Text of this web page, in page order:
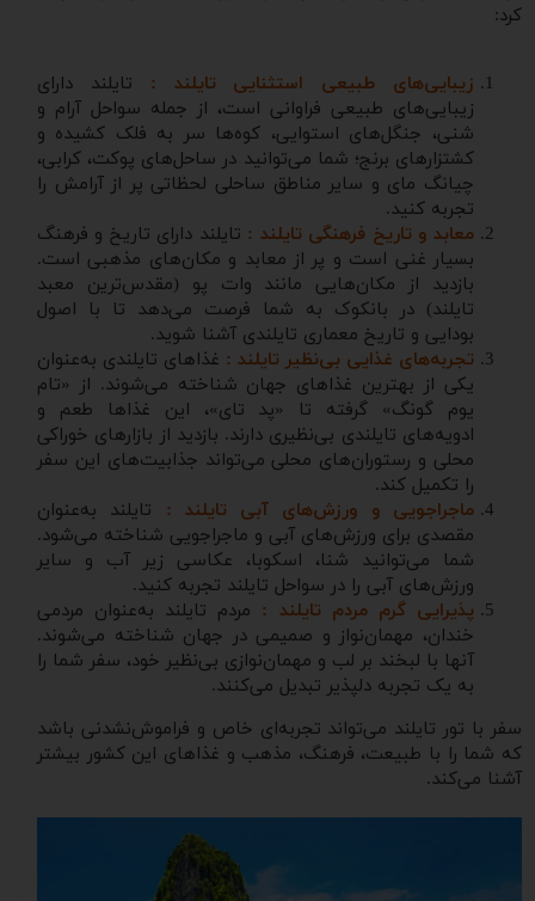
کرد:
زیبایی‌های طبیعی استثنایی تایلند : تایلند دارای
زیبایی‌های طبیعی فراوانی است، از جمله سواحل آرام و
شنی، جنگل‌های استوایی، کوه‌ها سر به فلک کشیده و
کشتزارهای برنج؛ شما می‌توانید در ساحل‌های پوکت، کرابی،
چیانگ مای و سایر مناطق ساحلی لحظاتی پر از آرامش را
تجربه کنید.
معابد و تاریخ فرهنگی تایلند : تایلند دارای تاریخ و فرهنگ
بسیار غنی است و پر از معابد و مکان‌های مذهبی است.
بازدید از مکان‌هایی مانند وات پو (مقدس‌ترین معبد
تایلند) در بانکوک به شما فرصت می‌دهد تا با اصول
بودایی و تاریخ معماری تایلندی آشنا شوید.
تجربه‌های غذایی بی‌نظیر تایلند : غذاهای تایلندی به‌عنوان
یکی از بهترین غذاهای جهان شناخته می‌شوند. از «تام
یوم گونگ» گرفته تا «پد تای»، این غذاها طعم و
ادویه‌های تایلندی بی‌نظیری دارند. بازدید از بازارهای خوراکی
محلی و رستوران‌های محلی می‌تواند جذابیت‌های این سفر
را تکمیل کند.
ماجراجویی و ورزش‌های آبی تایلند : تایلند به‌عنوان
مقصدی برای ورزش‌های آبی و ماجراجویی شناخته می‌شود.
شما می‌توانید شنا، اسکوبا، عکاسی زیر آب و سایر
ورزش‌های آبی را در سواحل تایلند تجربه کنید.
پذیرایی گرم مردم تایلند : مردم تایلند به‌عنوان مردمی
خندان، مهمان‌نواز و صمیمی در جهان شناخته می‌شوند.
آنها با لبخند بر لب و مهمان‌نوازی بی‌نظیر خود، سفر شما را
به یک تجربه دلپذیر تبدیل می‌کنند.
سفر با تور تایلند می‌تواند تجربه‌ای خاص و فراموش‌نشدنی باشد
که شما را با طبیعت، فرهنگ، مذهب و غذاهای این کشور بیشتر
آشنا می‌کند.